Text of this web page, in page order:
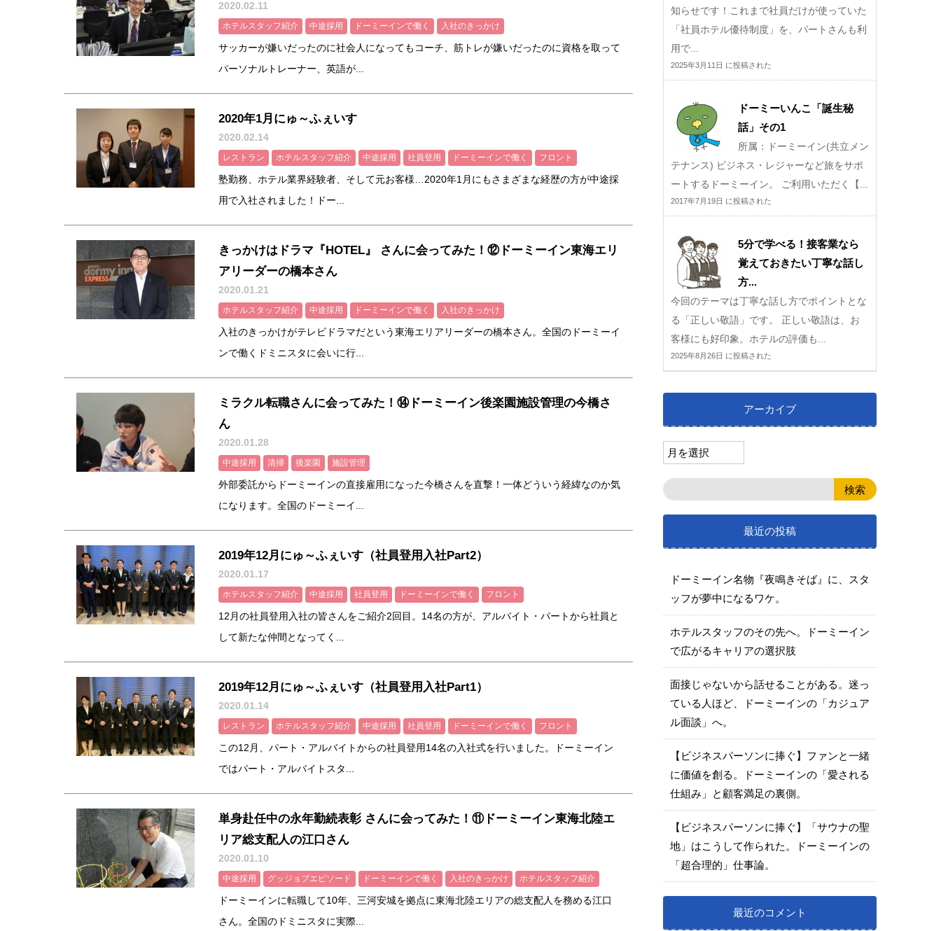
2020.02.11
ホテルスタッフ紹介 中途採用 ドーミーインで働く 入社のきっかけ
サッカーが嫌いだったのに社会人になってもコーチ、筋トレが嫌いだったのに資格を取って
パーソナルトレーナー、英語が...
2020年1月にゅ～ふぇいす
2020.02.14
レストラン ホテルスタッフ紹介 中途採用 社員登用 ドーミーインで働く フロント
塾勤務、ホテル業界経験者、そして元お客様…2020年1月にもさまざまな経歴の方が中途採
用で入社されました！ドー...
きっかけはドラマ『HOTEL』 さんに会ってみた！⑫ドーミーイン東海エリ
アリーダーの橋本さん
2020.01.21
ホテルスタッフ紹介 中途採用 ドーミーインで働く 入社のきっかけ
入社のきっかけがテレビドラマだという東海エリアリーダーの橋本さん。全国のドーミーイ
ンで働くドミニスタに会いに行...
ミラクル転職さんに会ってみた！⑭ドーミーイン後楽園施設管理の今橋さ
ん
2020.01.28
中途採用 清掃 後楽園 施設管理
外部委託からドーミーインの直接雇用になった今橋さんを直撃！一体どういう経緯なのか気
になります。全国のドーミーイ...
2019年12月にゅ～ふぇいす（社員登用入社Part2）
2020.01.17
ホテルスタッフ紹介 中途採用 社員登用 ドーミーインで働く フロント
12月の社員登用入社の皆さんをご紹介2回目。14名の方が、アルバイト・パートから社員と
して新たな仲間となってく...
2019年12月にゅ～ふぇいす（社員登用入社Part1）
2020.01.14
レストラン ホテルスタッフ紹介 中途採用 社員登用 ドーミーインで働く フロント
この12月、パート・アルバイトからの社員登用14名の入社式を行いました。ドーミーイン
ではパート・アルバイトスタ...
単身赴任中の永年勤続表彰 さんに会ってみた！⑪ドーミーイン東海北陸エ
リア総支配人の江口さん
2020.01.10
中途採用 グッジョブエピソード ドーミーインで働く 入社のきっかけ ホテルスタッフ紹介
ドーミーインに転職して10年、三河安城を拠点に東海北陸エリアの総支配人を務める江口
さん。全国のドミニスタに実際...
知らせです！これまで社員だけが使っていた
「社員ホテル優待制度」を、パートさんも利
用で...
2025年3月11日 に投稿された
ドーミーいんこ「誕生秘
話」その1
所属：ドーミーイン(共立メン
テナンス) ビジネス・レジャーなど旅をサポ
ートするドーミーイン。 ご利用いただく【...
2017年7月19日 に投稿された
5分で学べる！接客業なら
覚えておきたい丁寧な話し
方...
今回のテーマは丁寧な話し方でポイントとな
る「正しい敬語」です。 正しい敬語は、お
客様にも好印象。ホテルの評価も...
2025年8月26日 に投稿された
アーカイブ
最近の投稿
ドーミーイン名物『夜鳴きそば』に、スタ
ッフが夢中になるワケ。
ホテルスタッフのその先へ。ドーミーイン
で広がるキャリアの選択肢
面接じゃないから話せることがある。迷っ
ている人ほど、ドーミーインの「カジュア
ル面談」へ。
【ビジネスパーソンに捧ぐ】ファンと一緒
に価値を創る。ドーミーインの「愛される
仕組み」と顧客満足の裏側。
【ビジネスパーソンに捧ぐ】「サウナの聖
地」はこうして作られた。ドーミーインの
「超合理的」仕事論。
最近のコメント